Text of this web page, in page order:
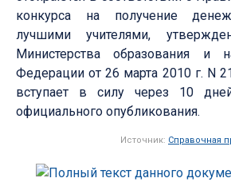
конкурса на получение
лучшими учителями,
Министерства образования и
Федерации от 26 марта 2010 г. N
вступает в силу через 10
официального опубликования.
Источник: Справочная